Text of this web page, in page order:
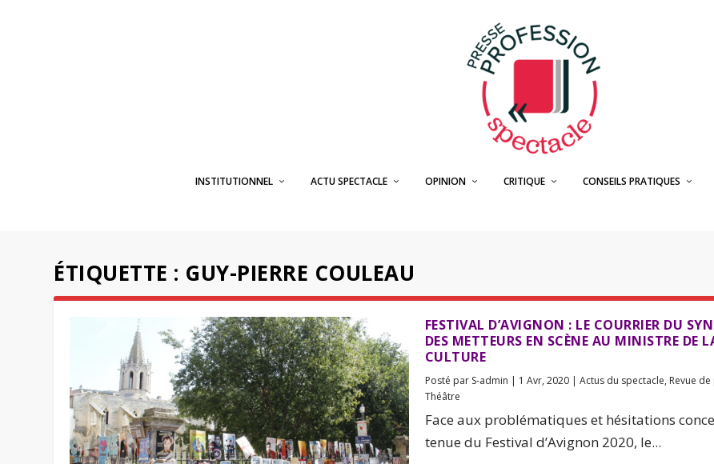
INSTITUTIONNEL ACTU SPECTACLE OPINION CRITIQUE CONSEILS PRATIQUES
ÉTIQUETTE : GUY-PIERRE COULEAU
FESTIVAL D’AVIGNON : LE COURRIER DU
DES METTEURS EN SCÈNE AU MINISTRE DE
CULTURE
Posté par S-admin | 1 Avr, 2020| Actus du spectacle, Revue
Théâtre
Face aux problématiques et hésitations
tenue du Festival d’Avignon 2020, le...